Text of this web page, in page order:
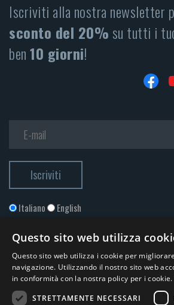
Iscriviti alla nostra newsletter
sconto del 20%su tutti i
ben10 giorni!
Italiano English
Questo sito web utilizza
Questo sito web utilizza i cookie per
navigazione. Utilizzando il nostro sito web
in conformità con la nostra policy per i cookie.
STRETTAMENTE NECESSARI